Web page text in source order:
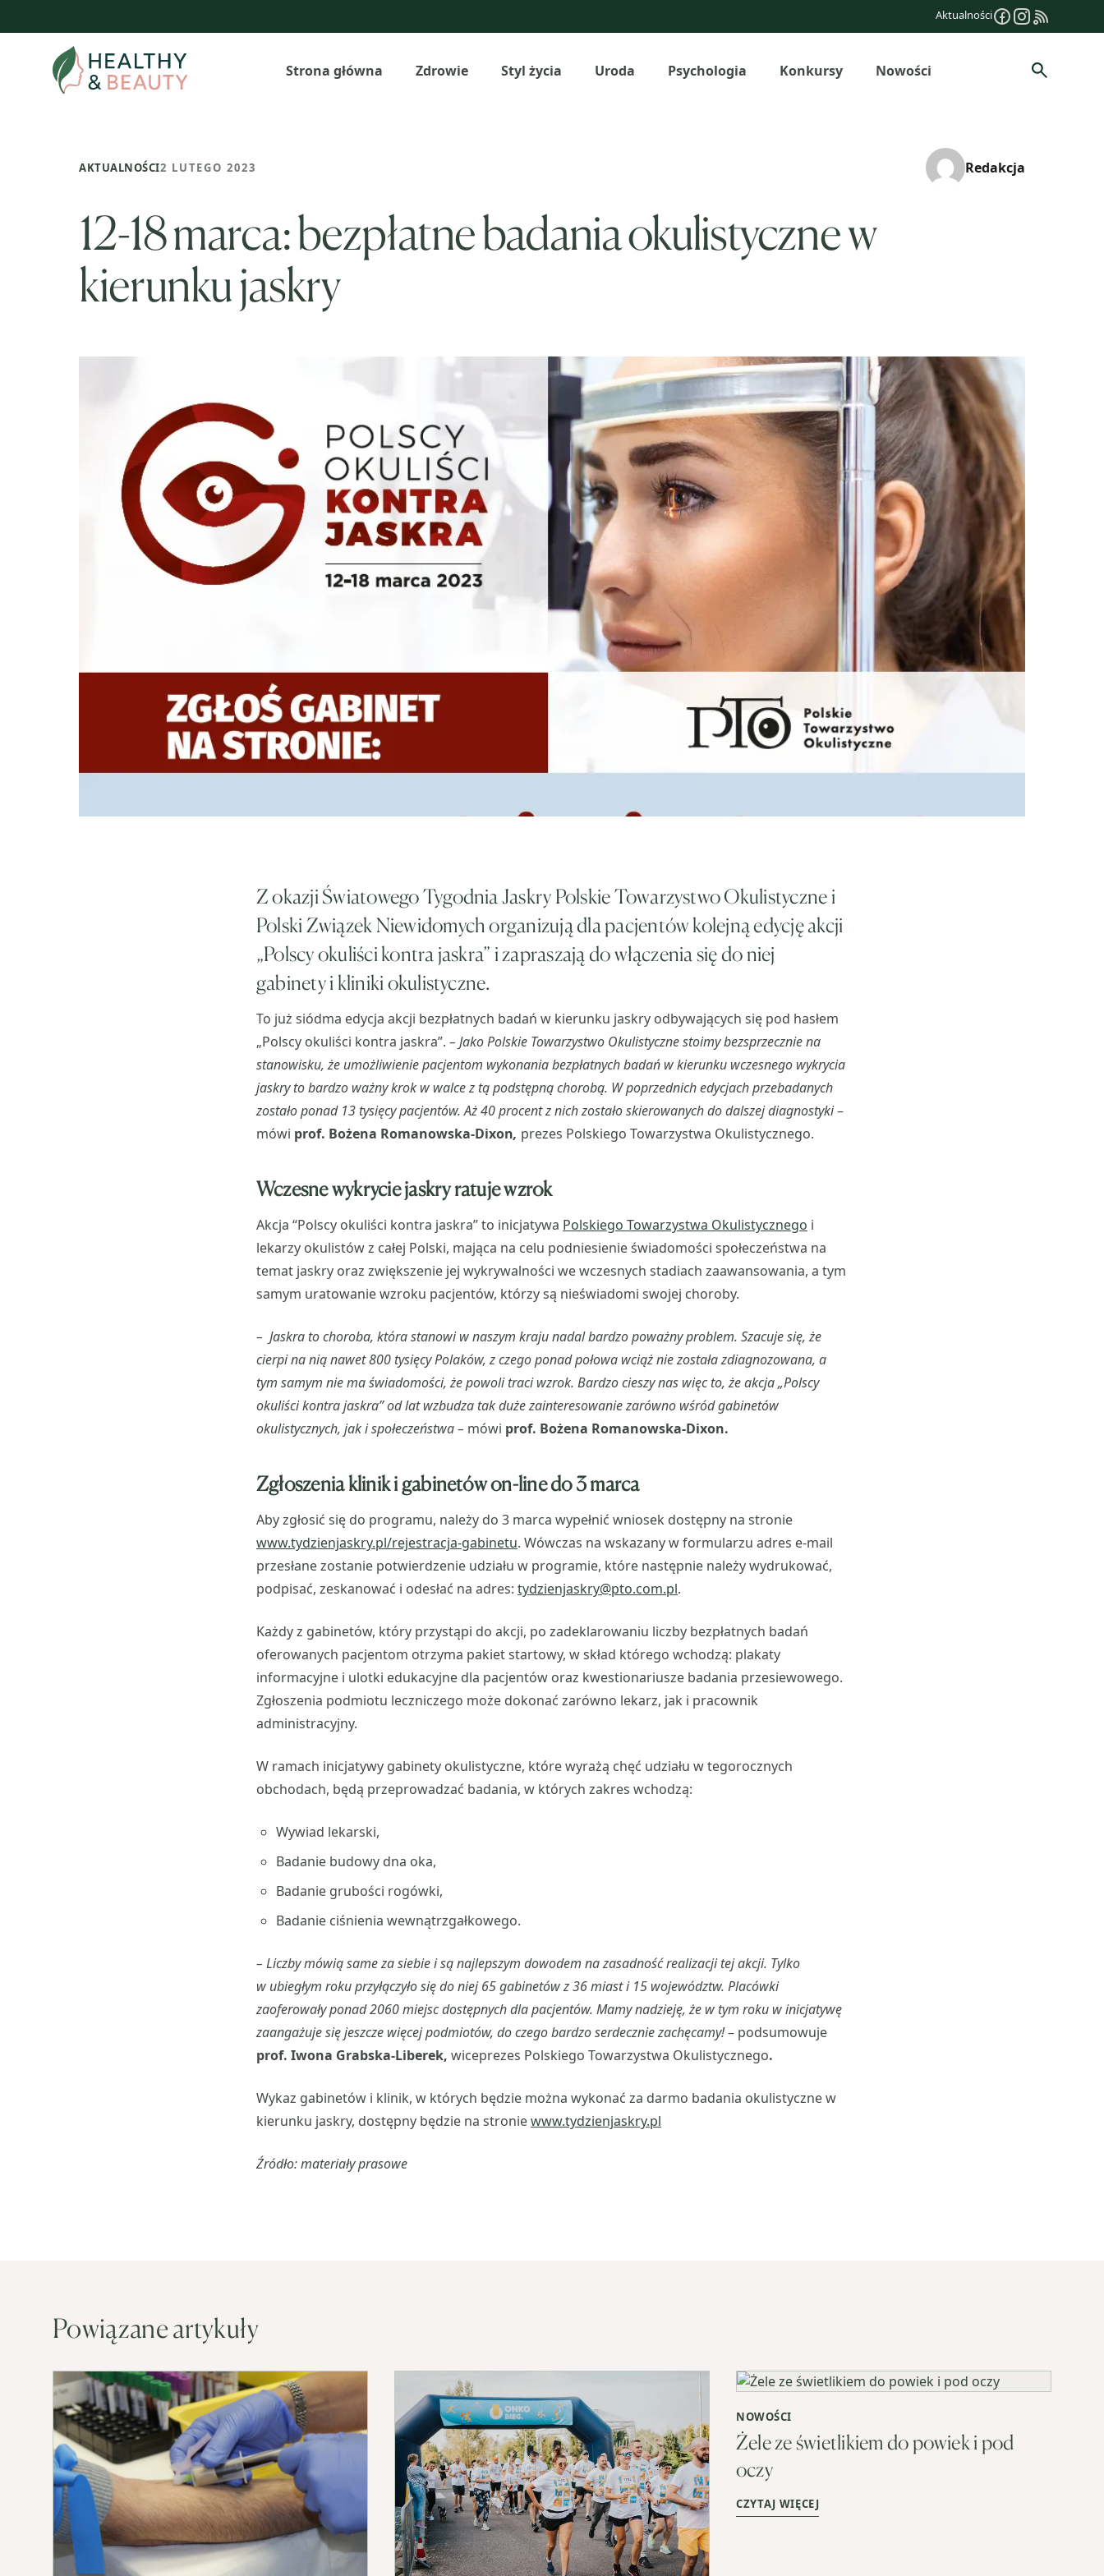
do
Aktualności
Strona główna Zdrowie Styl życia Uroda Psychologia Konkursy Nowości Szukaj
AKTUALNOŚCI2 LUTEGO 2023 Redakcja
12-18 marca: bezpłatne badania okulistyczne w
kierunku jaskry
Z okazji Światowego Tygodnia Jaskry Polskie Towarzystwo Okulistyczne i
Polski Związek Niewidomych organizują dla pacjentów kolejną edycję akcji
„Polscy okuliści kontra jaskra” i zapraszają do włączenia się do niej
gabinety i kliniki okulistyczne.
To już siódma edycja akcji bezpłatnych badań w kierunku jaskry odbywających się pod hasłem
„Polscy okuliści kontra jaskra”. – Jako Polskie Towarzystwo Okulistyczne stoimy bezsprzecznie na
stanowisku, że umożliwienie pacjentom wykonania bezpłatnych badań w kierunku wczesnego wykrycia
jaskry to bardzo ważny krok w walce z tą podstępną chorobą. W poprzednich edycjach przebadanych
zostało ponad 13 tysięcy pacjentów. Aż 40 procent z nich zostało skierowanych do dalszej diagnostyki–
mówi prof. Bożena Romanowska-Dixon, prezes Polskiego Towarzystwa Okulistycznego.
Wczesne wykrycie jaskry ratuje wzrok
Akcja “Polscy okuliści kontra jaskra” to inicjatywa Polskiego Towarzystwa Okulistycznego i
lekarzy okulistów z całej Polski, mająca na celu podniesienie świadomości społeczeństwa na
temat jaskry oraz zwiększenie jej wykrywalności we wczesnych stadiach zaawansowania, a tym
samym uratowanie wzroku pacjentów, którzy są nieświadomi swojej choroby.
– Jaskra to choroba, która stanowi w naszym kraju nadal bardzo poważny problem. Szacuje się, że
cierpi na nią nawet 800 tysięcy Polaków, z czego ponad połowa wciąż nie została zdiagnozowana, a
tym samym nie ma świadomości, że powoli traci wzrok. Bardzo cieszy nas więc to, że akcja „Polscy
okuliści kontra jaskra” od lat wzbudza tak duże zainteresowanie zarówno wśród gabinetów
okulistycznych, jak i społeczeństwa – mówi prof. Bożena Romanowska-Dixon.
Zgłoszenia klinik i gabinetów on-line do 3 marca
Aby zgłosić się do programu, należy do 3 marca wypełnić wniosek dostępny na stronie
www.tydzienjaskry.pl/rejestracja-gabinetu. Wówczas na wskazany w formularzu adres e-mail
przesłane zostanie potwierdzenie udziału w programie, które następnie należy wydrukować,
podpisać, zeskanować i odesłać na adres: tydzienjaskry@pto.com.pl.
Każdy z gabinetów, który przystąpi do akcji, po zadeklarowaniu liczby bezpłatnych badań
oferowanych pacjentom otrzyma pakiet startowy, w skład którego wchodzą: plakaty
informacyjne i ulotki edukacyjne dla pacjentów oraz kwestionariusze badania przesiewowego.
Zgłoszenia podmiotu leczniczego może dokonać zarówno lekarz, jak i pracownik
administracyjny.
W ramach inicjatywy gabinety okulistyczne, które wyrażą chęć udziału w tegorocznych
obchodach, będą przeprowadzać badania, w których zakres wchodzą:
Wywiad lekarski,
Badanie budowy dna oka,
Badanie grubości rogówki,
Badanie ciśnienia wewnątrzgałkowego.
– Liczby mówią same za siebie i są najlepszym dowodem na zasadność realizacji tej akcji. Tylko
w ubiegłym roku przyłączyło się do niej 65 gabinetów z 36 miast i 15 województw. Placówki
zaoferowały ponad 2060 miejsc dostępnych dla pacjentów. Mamy nadzieję, że w tym roku w inicjatywę
zaangażuje się jeszcze więcej podmiotów, do czego bardzo serdecznie zachęcamy!– podsumowuje
prof. Iwona Grabska-Liberek, wiceprezes Polskiego Towarzystwa Okulistycznego.
Wykaz gabinetów i klinik, w których będzie można wykonać za darmo badania okulistyczne w
kierunku jaskry, dostępny będzie na stroniewww.tydzienjaskry.pl
Źródło: materiały prasowe
Powiązane artykuły
NOWOŚCI
Żele ze świetlikiem do powiek i pod
oczy
CZYTAJ WIĘCEJ